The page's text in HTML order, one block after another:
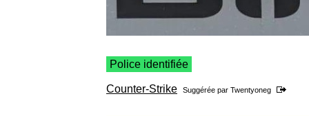
Police identifiée
Counter-Strike Suggérée par Twentyoneg